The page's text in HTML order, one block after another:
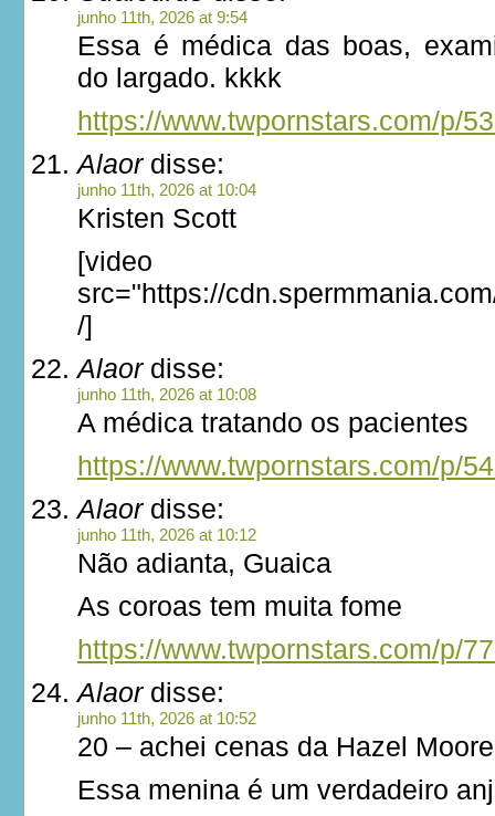
junho 11th, 2026 at 9:54
Essa é médica das boas,
do largado. kkkk
https://www.twpornstars.com/p/
Alaordisse:
junho 11th, 2026 at 10:04
Kristen Scott
[video
src="https://
/]
Alaordisse:
junho 11th, 2026 at 10:08
A médica tratando os pacientes
https://www.twpornstars.com/p/
Alaordisse:
junho 11th, 2026 at 10:12
Não adianta, Guaica
As coroas tem muita fome
https://www.twpornstars.com/p/
Alaordisse:
junho 11th, 2026 at 10:52
20 – achei cenas da Hazel
Essa menina é um verdadeiro